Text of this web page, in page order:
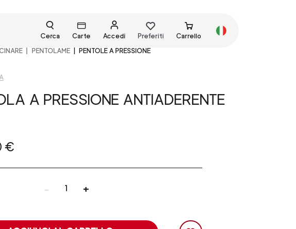
Cerca Carte Accedi Preferiti
Carrello
PENTOLAME PENTOLE A PRESSIONE
A PRESSIONE ANTIADERENTE
€
- +